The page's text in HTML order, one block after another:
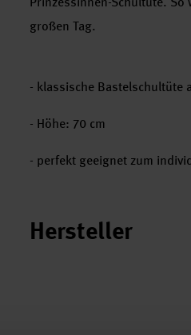
großen Tag.
- klassische Bastelschultüte
- Höhe: 70 cm
- perfekt geeignet zum
Hersteller